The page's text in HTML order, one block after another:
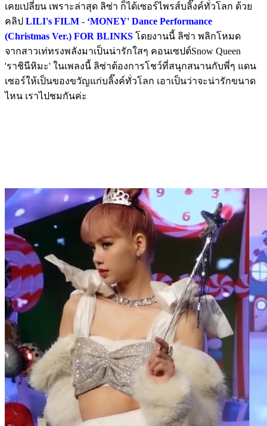
เคยเปลี่ยน เพราะล่าสุด ลิซ่า ก็ได้เซอร์ไพรส์บลิ๊งค์ทั่วโลก ด้วย
คลิป LILI's FILM - ‘MONEY' Dance Performance
(Christmas Ver.) FOR BLINKS โดยงานนี้ ลิซ่า พลิกโหมด
จากสาวเท่ทรงพลังมาเป็นน่ารักใสๆ คอนเซปต์Snow Queen
'ราชินีหิมะ' ในเพลงนี้ ลิซ่าต้องการโชว์ที่สนุกสนานกับพี่ๆ แดน
เซอร์ให้เป็นของขวัญแก่บลิ๊งค์ทั่วโลก เอาเป็นว่าจะน่ารักขนาด
ไหน เราไปชมกันค่ะ